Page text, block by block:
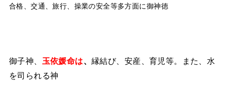
合格、交通、旅行、操業の安全等多方面に御神徳
御子神、 玉依媛命は、縁結び、安産、育児等。また、水
を司られる神